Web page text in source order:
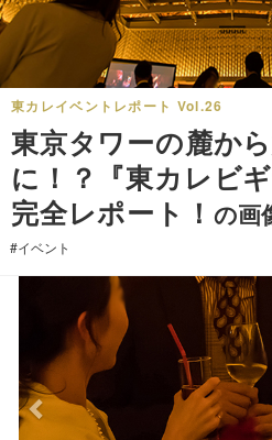
東カレイベントレポート Vol.26
東京タワーの麓か
に！？『東カレビ
完全レポート！ の画
#イベント